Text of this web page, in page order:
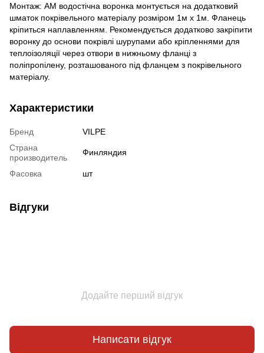
Монтаж: АМ водостічна воронка монтується на додатковий
шматок покрівельного матеріалу розміром 1м х 1м. Фланець
кріпиться наплавленням. Рекомендується додатково закріпити
воронку до основи покрівлі шурупами або кріпленнями для
теплоізоляції через отвори в нижньому фланці з
поліпропілену, розташованого під фланцем з покрівельного
матеріалу.
Характеристики
Бренд
VILPE
Страна
производитель
Финляндия
Фасовка шт
Відгуки
Додайте перший відгук
Написати відгук